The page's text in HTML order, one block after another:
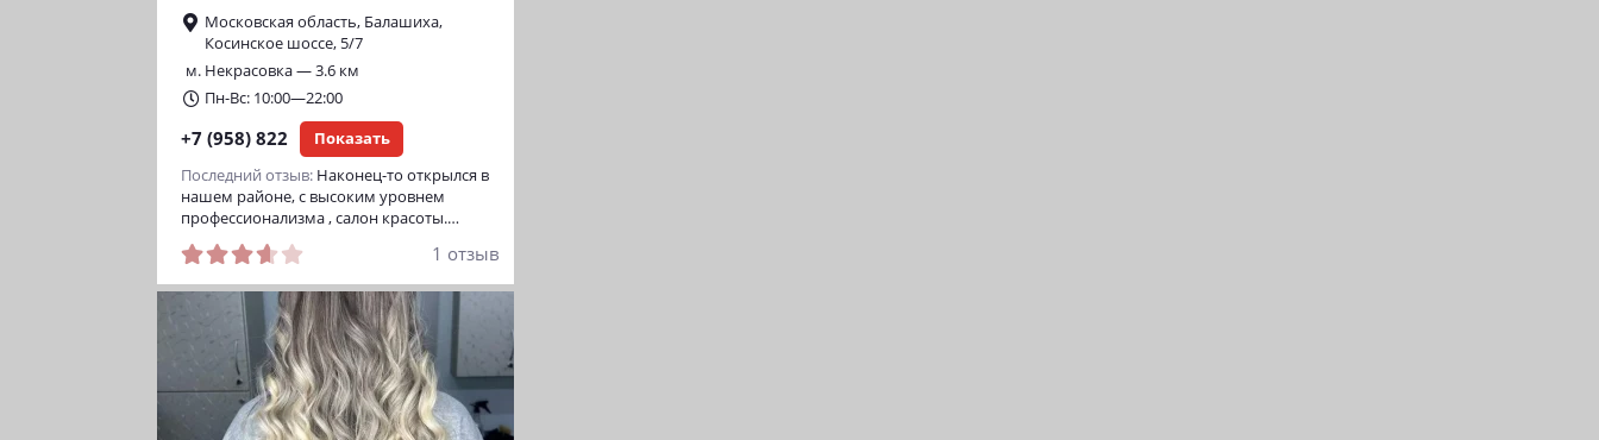
Московская область, Балашиха,
Косинское шоссе, 5/7
м. Некрасовка — 3.6 км
Пн-Вс: 10:00—22:00
+7 (958) 822 Показать
Последний отзыв: Наконец-то открылся в
нашем районе, с высоким уровнем
профессионализма , салон красоты.…
1 отзыв